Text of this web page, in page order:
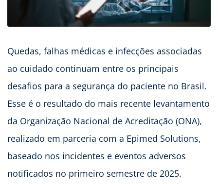
Quedas, falhas médicas e infecções associadas
ao cuidado continuam entre os principais
desafios para a segurança do paciente no Brasil.
Esse é o resultado do mais recente levantamento
da Organização Nacional de Acreditação (ONA),
realizado em parceria com a Epimed Solutions,
baseado nos incidentes e eventos adversos
notificados no primeiro semestre de 2025.